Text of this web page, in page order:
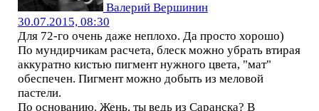
Валерий Вершинин
30.07.2015, 08:30
Для 72-го очень даже неплохо. Да просто хорошо)
По мундирчикам расчета, блеск можно убрать втирая
аккуратно кистью пигмент нужного цвета, "мат"
обеспечен. Пигмент можно добыть из меловой
пастели.
По основанию. Жень, ты ведь из Саранска? В